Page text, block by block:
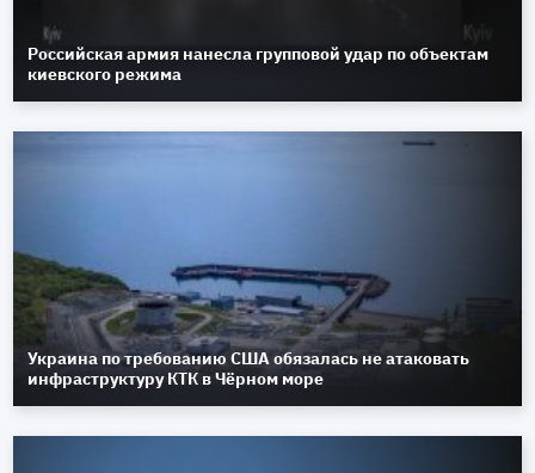
Российская армия нанесла групповой удар по объектам
киевского режима
Украина по требованию США обязалась не атаковать
инфраструктуру КТК в Чёрном море